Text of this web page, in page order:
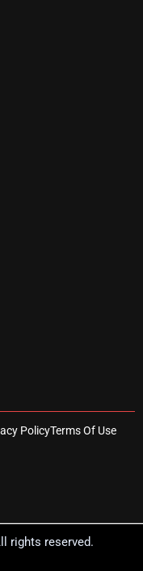
PolicyTerms Of Use
rights reserved.